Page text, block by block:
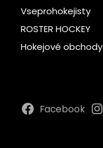
Vseprohokejisty
ROSTER HOCKEY
Hokejové obchody
Facebook